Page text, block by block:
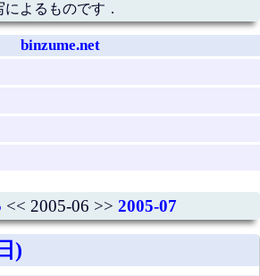
よるものです．
binzume.net
<< 2005-06 >> 2005-07
)